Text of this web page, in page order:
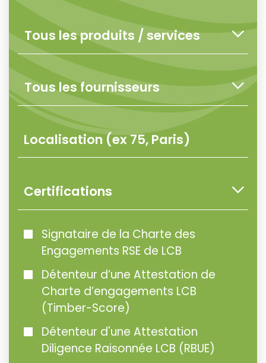
Certifications
Signataire de la Charte des
Engagements RSE de LCB
Détenteur d’une Attestation de
Charte d’engagements LCB
(Timber-Score)
Détenteur d'une Attestation
Diligence Raisonnée LCB (RBUE)